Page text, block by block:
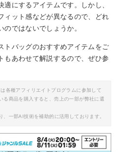
にするアイテムです。しかし、
ィット感などが異なるので、どれ
ではないでしょうか。
トバッグのおすすめアイテムをご
もあわせて解説するので、ぜひ参
各種アフィリエイトプログラムに参加して
る商品を購入すると、売上の一部が弊社に還
一部AI技術を補助的に活用しております。